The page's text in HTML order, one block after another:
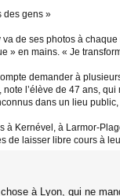
des gens »
va de ses photos à
» en mains. « Je
demander à
l’élève de 47 ans,
dans un lieu
à Kernével, à Larmor-
de laisser libre cours à
à Lyon, qui ne